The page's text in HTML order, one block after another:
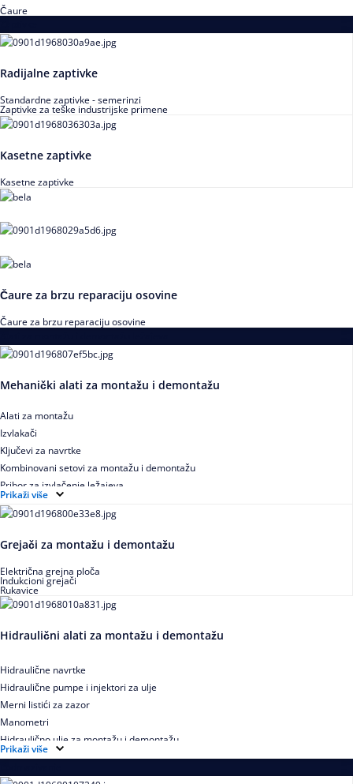
Čaure
Radijalne zaptivke
Standardne zaptivke - semerinzi
Zaptivke za teške industrijske primene
Kasetne zaptivke
Kasetne zaptivke
Čaure za brzu reparaciju osovine
Čaure za brzu reparaciju osovine
Mehanički alati za montažu i demontažu
Alati za montažu
Izvlakači
Ključevi za navrtke
Kombinovani setovi za montažu i demontažu
Pribor za izvlačenje ležajeva
Prikaži više
Grejači za montažu i demontažu
Električna grejna ploča
Indukcioni grejači
Rukavice
Hidraulični alati za montažu i demontažu
Hidraulične navrtke
Hidraulične pumpe i injektori za ulje
Merni listići za zazor
Manometri
Hidraulično ulje za montažu i demontažu
Prikaži više